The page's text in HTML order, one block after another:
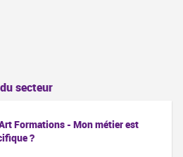
du secteur
Formations - Mon métier est
?